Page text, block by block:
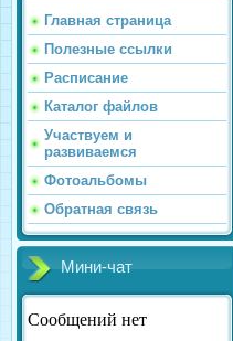
Главная страница
Полезные ссылки
Расписание
Каталог файлов
Участвуем и
развиваемся
Фотоальбомы
Обратная связь
Мини-чат